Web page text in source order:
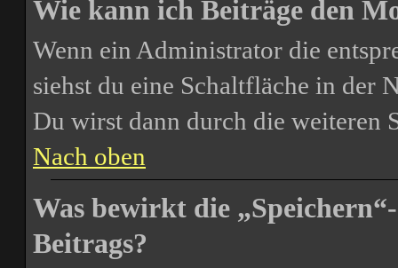
Wie kann ich Beiträge den
Wenn ein Administrator die
siehst du eine Schaltfläche in der
Du wirst dann durch die weiteren
Nach oben
Was bewirkt die
Beitrags?